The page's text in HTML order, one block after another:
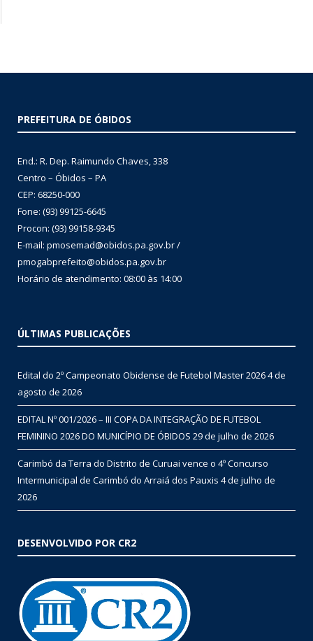
PREFEITURA DE ÓBIDOS
End.: R. Dep. Raimundo Chaves, 338
Centro – Óbidos – PA
CEP: 68250-000
Fone: (93) 99125-6645
Procon: (93) 99158-9345
E-mail: pmosemad@obidos.pa.gov.br /
pmogabprefeito@obidos.pa.gov.br
Horário de atendimento: 08:00 às 14:00
ÚLTIMAS PUBLICAÇÕES
Edital do 2º Campeonato Obidense de Futebol Master 20264 de
agosto de 2026
EDITAL Nº 001/2026 – III COPA DA INTEGRAÇÃO DE FUTEBOL
FEMININO 2026 DO MUNICÍPIO DE ÓBIDOS 29 de julho de 2026
Carimbó da Terra do Distrito de Curuai vence o 4º Concurso
Intermunicipal de Carimbó do Arraiá dos Pauxis 4 de julho de
2026
DESENVOLVIDO POR CR2